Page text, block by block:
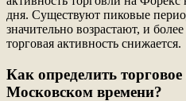
дня. Существуют пиковые
значительно возрастают, и
торговая активность снижается.
Как определить
Московском времени?